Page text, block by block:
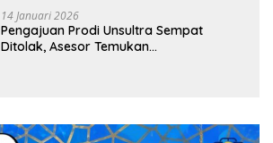
14 Januari 2026
Pengajuan Prodi Unsultra Sempat
Ditolak, Asesor Temukan